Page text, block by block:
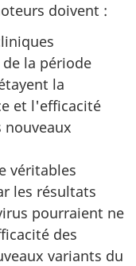
doivent :
la période
la
et l'efficacité
véritables
les résultats
pourraient ne
des
variants du